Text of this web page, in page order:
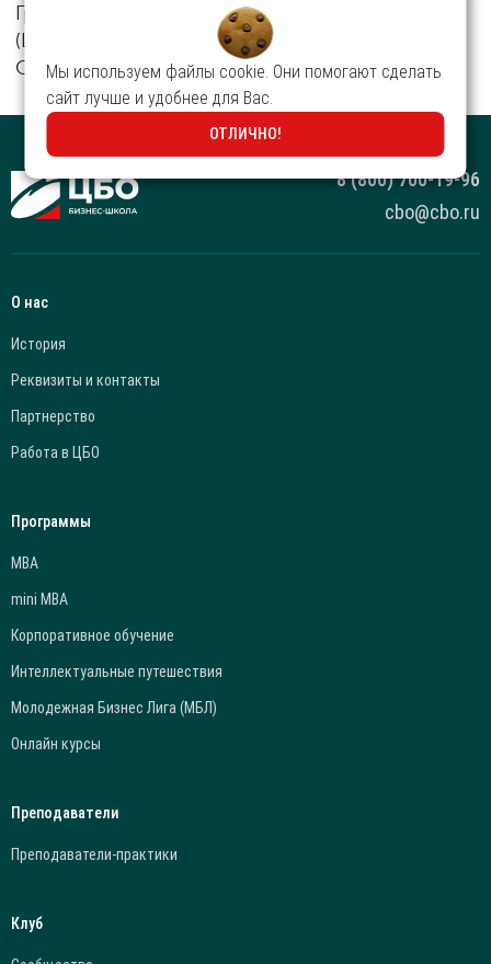
Группа Компаний «ЦБО»
(Центр Бизнес-Образования)
Основан в 1996 году
8 (800) 700-19-96
cbo@cbo.ru
О нас
История
Реквизиты и контакты
Партнерство
Работа в ЦБО
Программы
МВА
mini МВА
Корпоративное обучение
Интеллектуальные путешествия
Молодежная Бизнес Лига (МБЛ)
Онлайн курсы
Преподаватели
Преподаватели-практики
Клуб
Мы используем файлы cookie. Они помогают сделать
сайт лучше и удобнее для Вас.
ОТЛИЧНО!